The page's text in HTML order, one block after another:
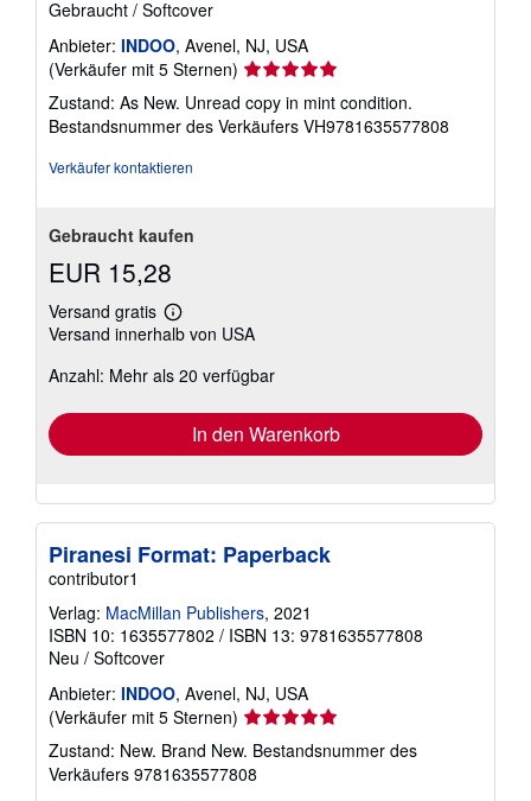
Gebraucht / Softcover
Anbieter: INDOO, Avenel, NJ, USA
(Verkäufer mit 5 Sternen) Verkäuferbewertung
von
5
Zustand: As New. Unread copy in mint condition.
Bestandsnummer des Verkäufers VH9781635577808
Verkäufer kontaktieren
Gebraucht kaufen
EUR 15,28
Versand gratis
Weitere
Informationen
Versandkosten
Versand innerhalb von USA
Anzahl: Mehr als 20 verfügbar
In den Warenkorb
Piranesi Format: Paperback
contributor1
Verlag: MacMillan Publishers, 2021
ISBN 10: 1635577802 / ISBN 13: 9781635577808
Neu / Softcover
Anbieter: INDOO, Avenel, NJ, USA
(Verkäufer mit 5 Sternen) Verkäuferbewertung
von
5
Zustand: New. Brand New. Bestandsnummer des
Verkäufers 9781635577808